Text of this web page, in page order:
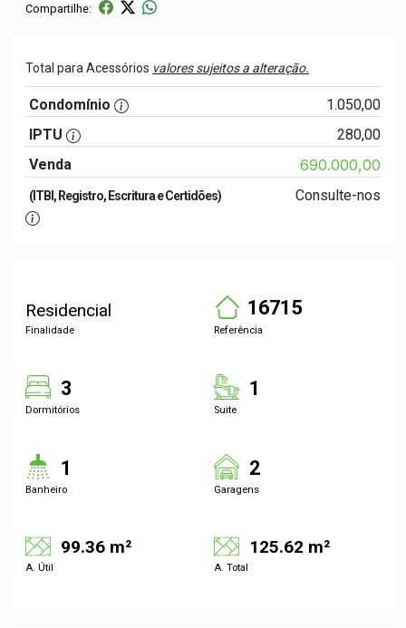
Compartilhe:
Total para Acessórios valores sujeitos a alteração.
Condomínio
1.050,00
IPTU
280,00
Venda
690.000,00
(ITBI, Registro, Escritura e Certidões) Consulte-nos
Residencial
Finalidade
16715
Referência
3
Dormitórios
1
Suite
1
Banheiro
2
Garagens
99.36 m²
A. Útil
125.62 m²
A. Total